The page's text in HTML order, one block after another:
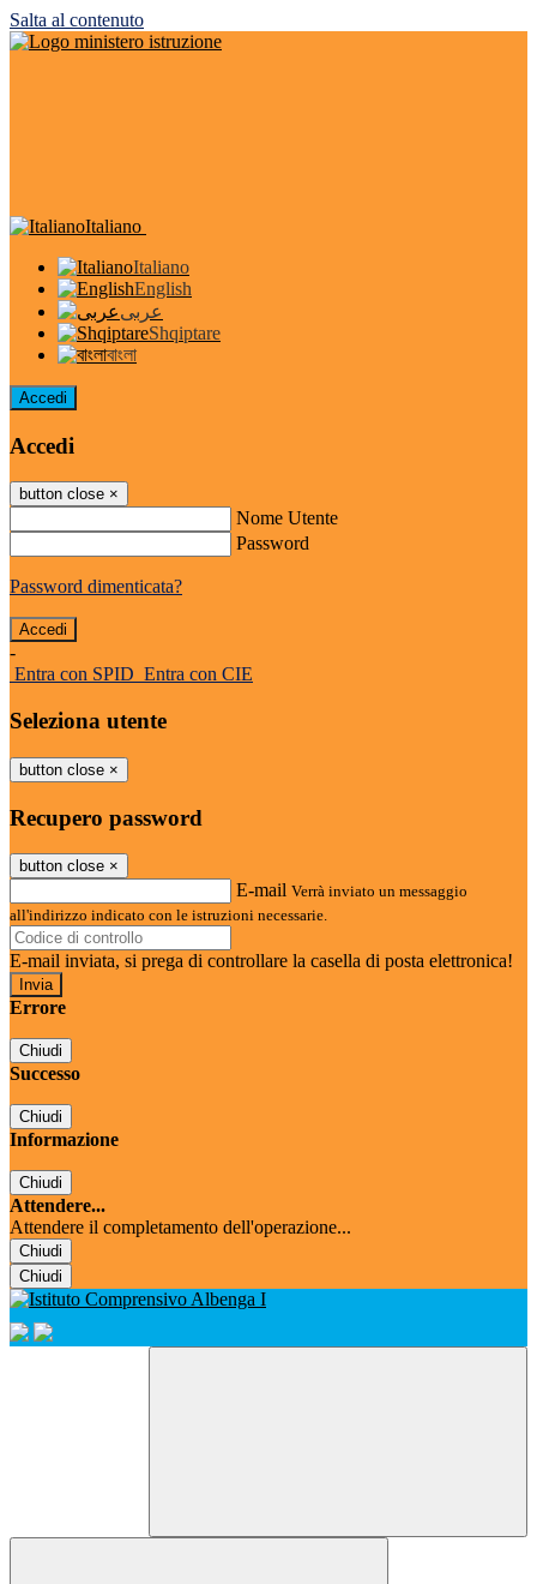
Salta al contenuto
Italiano
Italiano
English
عربى
Shqiptare
বাংলা
Accedi
Accedi
button close ×
Nome Utente
Password
Password dimenticata?
-
Entra con SPID Entra con CIE
Seleziona utente
button close ×
Recupero password
button close ×
E-mail Verrà inviato un messaggio
all'indirizzo indicato con le istruzioni necessarie.
E-mail inviata, si prega di controllare la casella di posta elettronica!
Errore
Chiudi
Successo
Chiudi
Informazione
Chiudi
Attendere...
Attendere il completamento dell'operazione...
Chiudi
Chiudi